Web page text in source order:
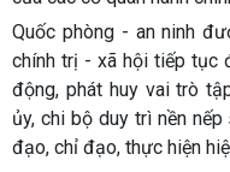
Quốc phòng - an ninh
chính trị - xã hội tiếp tục
động, phát huy vai trò
ủy, chi bộ duy trì nền
đạo, chỉ đạo, thực hiện